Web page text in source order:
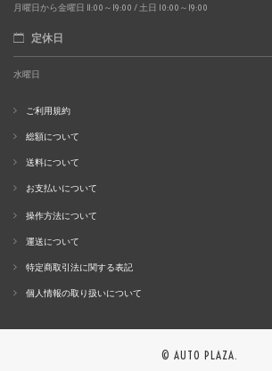
月曜日から金曜日 11:00～19:00 / 土日 10:00～19:00
定休日
水曜日
ご利用規約
総額について
送料について
お支払いについて
操作方法について
運送について
特定商取引法に関する表記
個人情報の取り扱いについて
© AUTO PLAZA.